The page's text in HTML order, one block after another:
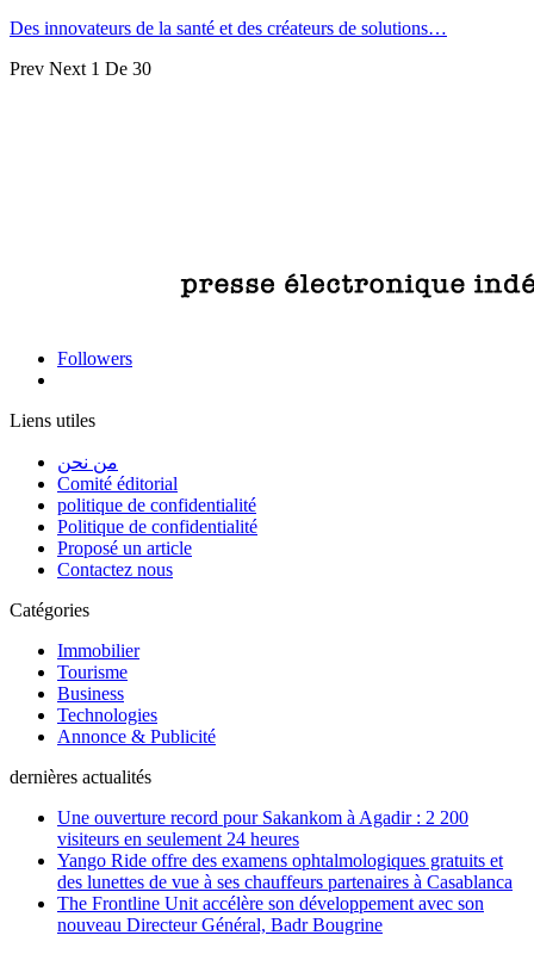
Des innovateurs de la santé et des créateurs de solutions…
Prev Next 1 De 30
Followers
Liens utiles
من نحن
Comité éditorial
politique de confidentialité
Politique de confidentialité
Proposé un article
Contactez nous
Catégories
Immobilier
Tourisme
Business
Technologies
Annonce & Publicité
dernières actualités
Une ouverture record pour Sakankom à Agadir : 2 200
visiteurs en seulement 24 heures
Yango Ride offre des examens ophtalmologiques gratuits et
des lunettes de vue à ses chauffeurs partenaires à Casablanca
The Frontline Unit accélère son développement avec son
nouveau Directeur Général, Badr Bougrine